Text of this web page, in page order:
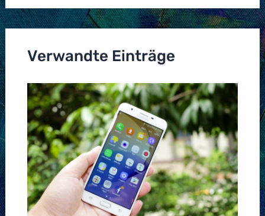
Verwandte Einträge